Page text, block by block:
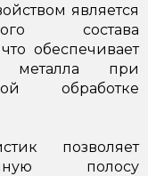
является
состава
обеспечивает
металла при
обработке
позволяет
полосу